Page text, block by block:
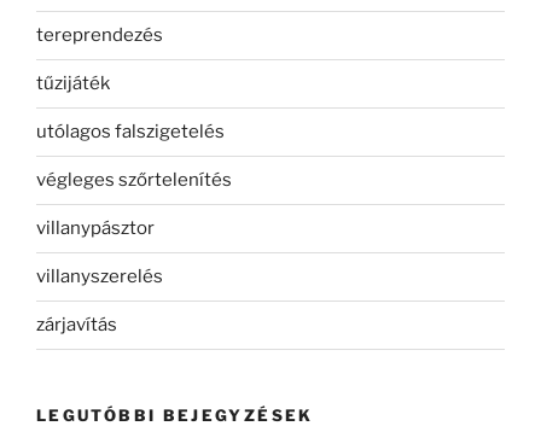
tereprendezés
tűzijáték
utólagos falszigetelés
végleges szőrtelenítés
villanypásztor
villanyszerelés
zárjavítás
LEGUTÓBBI BEJEGYZÉSEK